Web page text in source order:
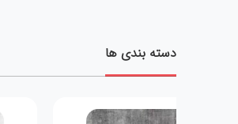
دسته بندی ها